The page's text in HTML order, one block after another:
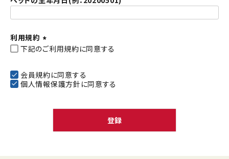
利用規約
(
須
)
下記のご利用規約に同意する
会員規約に同意する
個人情報保護方針 に同意する
登録